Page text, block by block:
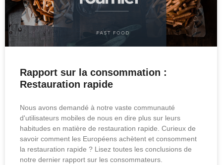
Rapport sur la consommation :
Restauration rapide
Nous avons demandé à notre vaste communauté
d'utilisateurs mobiles de nous en dire plus sur leurs
habitudes en matière de restauration rapide. Curieux de
savoir comment les Européens achètent et consomment
la restauration rapide ? Lisez toutes les conclusions de
notre dernier rapport sur les consommateurs.